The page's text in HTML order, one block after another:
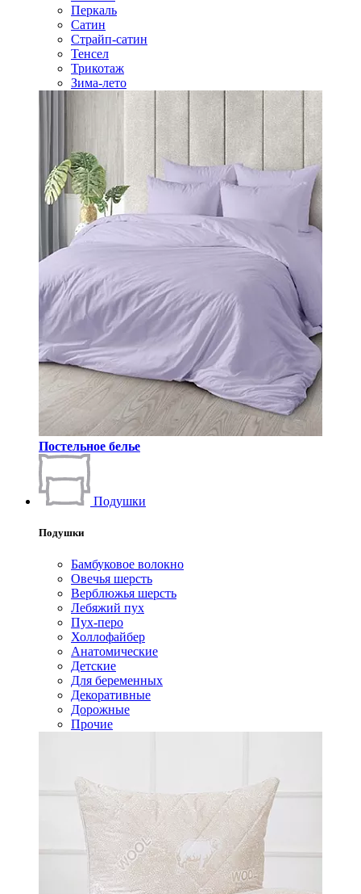
Перкаль
Сатин
Страйп-сатин
Тенсел
Трикотаж
Зима-лето
Постельное белье
Подушки
Подушки
Бамбуковое волокно
Овечья шерсть
Верблюжья шерсть
Лебяжий пух
Пух-перо
Холлофайбер
Анатомические
Детские
Для беременных
Декоративные
Дорожные
Прочие